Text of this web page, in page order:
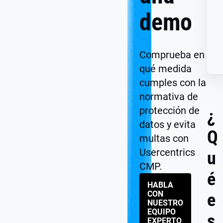
demo
Comprueba en
qué medida
cumples con la
normativa de
protección de
datos y evita
multas con
Usercentrics
CMP.
HABLA
CON
NUESTRO
EQUIPO
EXPERTO
¿
Q
u
é
e